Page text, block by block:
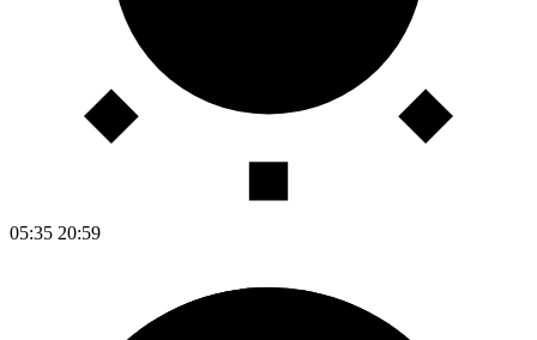
05:35 20:59